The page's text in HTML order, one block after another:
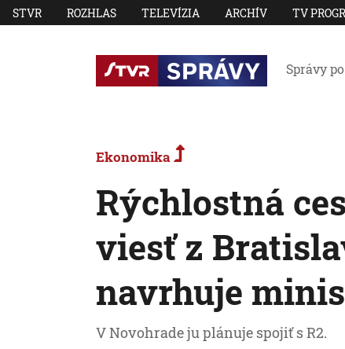
STVR ROZHLAS TELEVÍZIA ARCHÍV TV
Správy
Ekonomika
Rýchlostná
viesť z
navrhuje
V Novohrade ju plánuje spojiť s R2.